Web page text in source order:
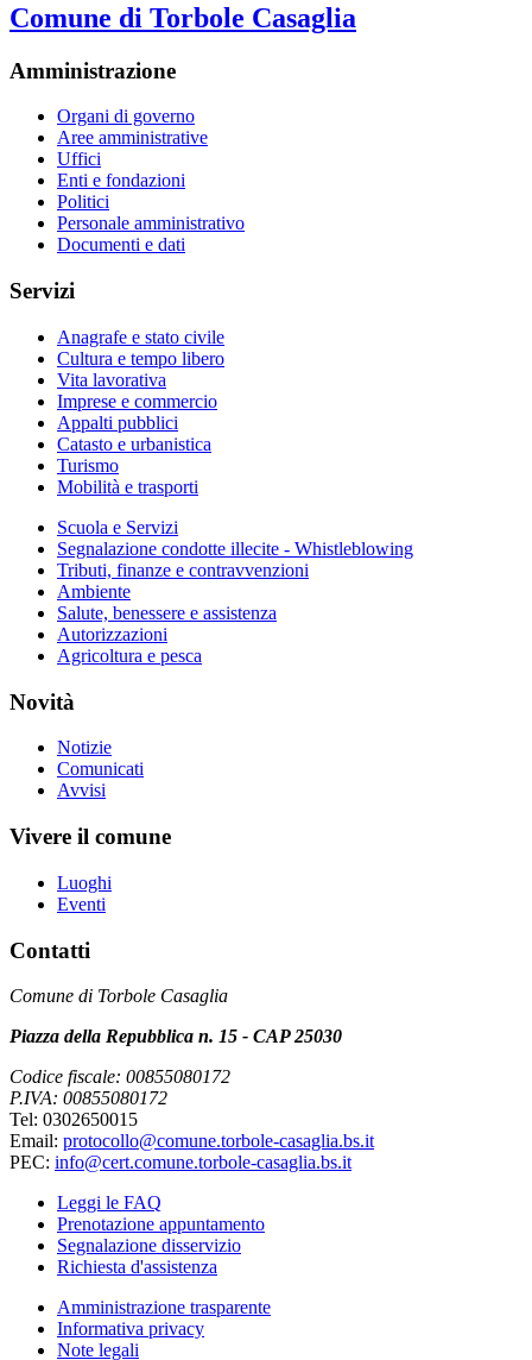
Comune di Torbole Casaglia
Amministrazione
Organi di governo
Aree amministrative
Uffici
Enti e fondazioni
Politici
Personale amministrativo
Documenti e dati
Servizi
Anagrafe e stato civile
Cultura e tempo libero
Vita lavorativa
Imprese e commercio
Appalti pubblici
Catasto e urbanistica
Turismo
Mobilità e trasporti
Scuola e Servizi
Segnalazione condotte illecite - Whistleblowing
Tributi, finanze e contravvenzioni
Ambiente
Salute, benessere e assistenza
Autorizzazioni
Agricoltura e pesca
Novità
Notizie
Comunicati
Avvisi
Vivere il comune
Luoghi
Eventi
Contatti
Comune di Torbole Casaglia
Piazza della Repubblica n. 15 - CAP 25030
Codice fiscale: 00855080172
P.IVA: 00855080172
Tel: 0302650015
Email: protocollo@comune.torbole-casaglia.bs.it
PEC: info@cert.comune.torbole-casaglia.bs.it
Leggi le FAQ
Prenotazione appuntamento
Segnalazione disservizio
Richiesta d'assistenza
Amministrazione trasparente
Informativa privacy
Note legali